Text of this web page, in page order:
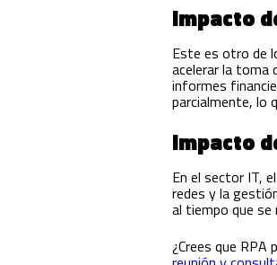
Impacto
Este es otro de
acelerar la toma
informes
parcialmente, lo
Impacto
En el sector IT,
redes y la
al tiempo que se
¿Crees que